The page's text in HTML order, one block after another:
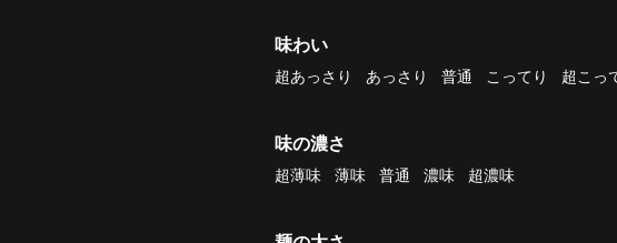
味わい
超あっさり あっさり 普通 こってり 超こっ
味の濃さ
超薄味 薄味 普通 濃味 超濃味